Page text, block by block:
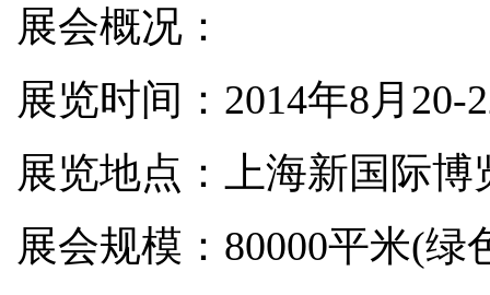
展会概况：
展览时间：2014年8月20-
展览地点：上海新国际博
展会规模：80000平米(绿